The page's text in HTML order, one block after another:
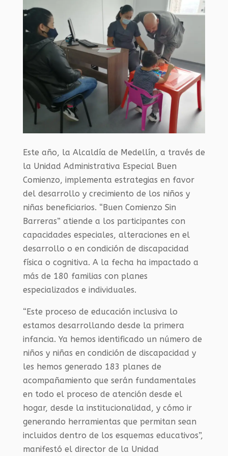
Este año, la Alcaldía de Medellín, a través de
la Unidad Administrativa Especial Buen
Comienzo, implementa estrategias en favor
del desarrollo y crecimiento de los niños y
niñas beneficiarios. “Buen Comienzo Sin
Barreras” atiende a los participantes con
capacidades especiales, alteraciones en el
desarrollo o en condición de discapacidad
física o cognitiva. A la fecha ha impactado a
más de 180 familias con planes
especializados e individuales.
“Este proceso de educación inclusiva lo
estamos desarrollando desde la primera
infancia. Ya hemos identificado un número de
niños y niñas en condición de discapacidad y
les hemos generado 183 planes de
acompañamiento que serán fundamentales
en todo el proceso de atención desde el
hogar, desde la institucionalidad, y cómo ir
generando herramientas que permitan sean
incluidos dentro de los esquemas educativos”,
manifestó el director de la Unidad